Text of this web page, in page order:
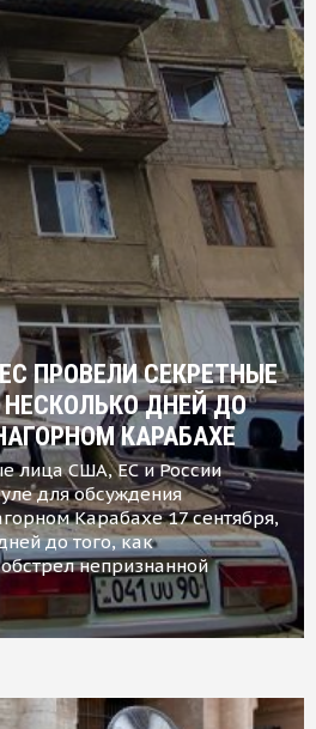
ПРОВЕЛИ СЕКРЕТНЫЕ
ДНЕЙ ДО
КАРАБАХЕ
лица США, ЕС и России
для обсуждения
Карабахе 17 сентября,
до того, как
непризнанной